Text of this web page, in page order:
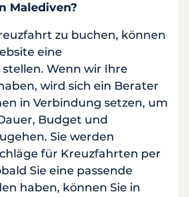
Malediven?
zu buchen, können
eine
Wenn wir Ihre
wird sich ein Berater
in Verbindung setzen, um
Budget und
Sie werden
für Kreuzfahrten per
Sie eine passende
haben, können Sie in